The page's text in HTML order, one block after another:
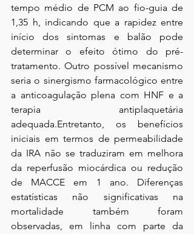
tempo médio de PCM ao fio-guia de
1,35 h, indicando que a rapidez entre
início dos sintomas e balão pode
determinar o efeito ótimo do pré-
tratamento. Outro possível mecanismo
seria o sinergismo farmacológico entre
a anticoagulação plena com HNF e a
terapia antiplaquetária
adequada.Entretanto, os benefícios
iniciais em termos de permeabilidade
da IRA não se traduziram em melhora
da reperfusão miocárdica ou redução
de MACCE em 1 ano. Diferenças
estatísticas não significativas na
mortalidade também foram
observadas, em linha com parte da